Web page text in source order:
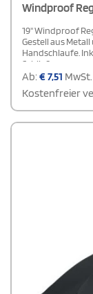
Windproof
19'' Windproof
Gestell aus
Handschlaufe.
Schließung.
Ab:€7,51
Kostenfreier